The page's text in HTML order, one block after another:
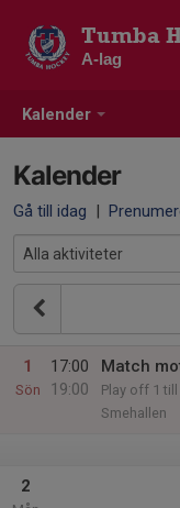
Kalender
Tumba
A-lag
Kalender
Gå till idag |
1
Sön
17:00
19:00
Match
Play off 1
Smehallen
2